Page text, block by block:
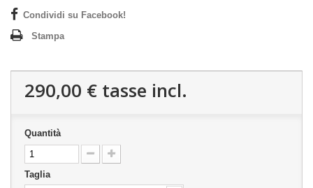
Condividi su Facebook!
Stampa
290,00 € tasse incl.
Quantità
Taglia